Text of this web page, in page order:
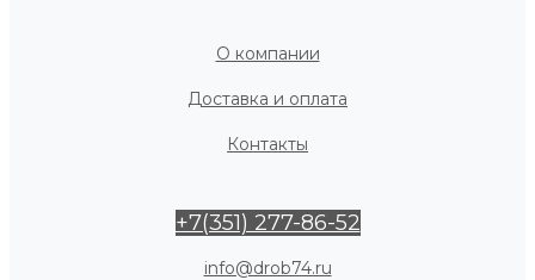
О компании
Доставка и оплата
Контакты
+7(351) 277-86-52
info@drob74.ru